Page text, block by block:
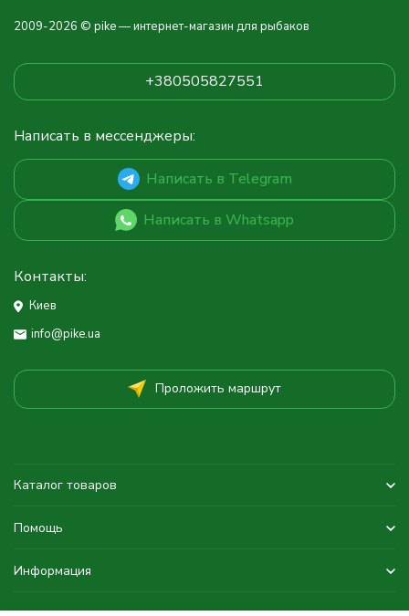
2009-2026 © pike — интернет-магазин для рыбаков
+380505827551
Написать в мессенджеры:
Написать в Telegram
Написать в Whatsapp
Контакты:
Киев
info@pike.ua
Проложить маршрут
Каталог товаров
Помощь
Информация